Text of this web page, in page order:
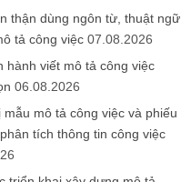
thận dùng ngôn từ, thuật ngữ
tả công việc 07.08.2026
hành viết mô tả công việc
06.08.2026
mẫu mô tả công việc và phiếu
tích thông tin công việc